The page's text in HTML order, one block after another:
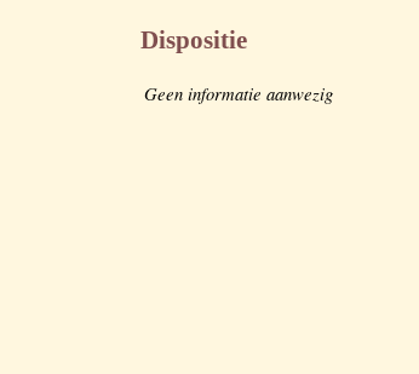
Dispositie
Geen informatie aanwezig